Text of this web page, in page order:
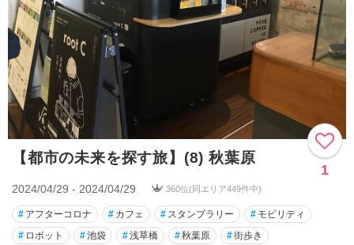
【都市の未来を探す旅】(8) 秋葉原
1
2024/04/29 - 2024/04/29 360位(同エリア449件中)
# アフターコロナ # カフェ # スタンプラリー # モビリティ
# ロボット #池袋 #浅草橋 #秋葉原 #街歩き